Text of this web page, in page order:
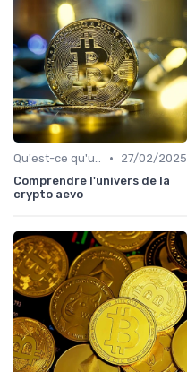
Qu'est-ce qu'une cryptomonnaie? •
27/02/2025
Comprendre l'univers de la
crypto aevo